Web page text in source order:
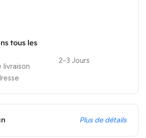
tous les
2-3 Jours
Plus de détails